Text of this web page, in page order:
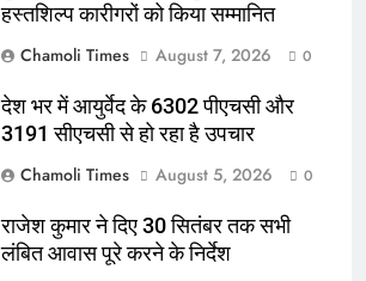
हस्तशिल्प कारीगरों को किया सम्मानित
Chamoli Times
August 7, 2026 0
देश भर में आयुर्वेद के 6302 पीएचसी और
3191 सीएचसी से हो रहा है उपचार
Chamoli Times
August 5, 2026 0
राजेश कुमार ने दिए 30 सितंबर तक सभी
लंबित आवास पूरे करने के निर्देश